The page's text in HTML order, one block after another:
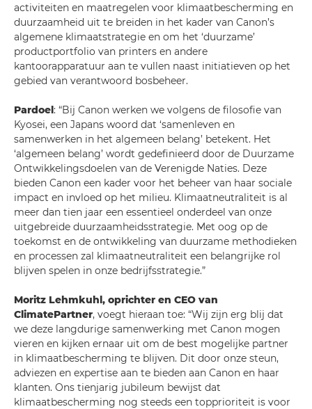
activiteiten en maatregelen voor klimaatbescherming en
duurzaamheid uit te breiden in het kader van Canon’s
algemene klimaatstrategie en om het ‘duurzame’
productportfolio van printers en andere
kantoorapparatuur aan te vullen naast initiatieven op het
gebied van verantwoord bosbeheer.
Pardoel: “Bij Canon werken we volgens de filosofie van
Kyosei, een Japans woord dat ‘samenleven en
samenwerken in het algemeen belang’ betekent. Het
‘algemeen belang’ wordt gedefinieerd door de Duurzame
Ontwikkelingsdoelen van de Verenigde Naties. Deze
bieden Canon een kader voor het beheer van haar sociale
impact en invloed op het milieu. Klimaatneutraliteit is al
meer dan tien jaar een essentieel onderdeel van onze
uitgebreide duurzaamheidsstrategie. Met oog op de
toekomst en de ontwikkeling van duurzame methodieken
en processen zal klimaatneutraliteit een belangrijke rol
blijven spelen in onze bedrijfsstrategie.”
Moritz Lehmkuhl, oprichter en CEO van
ClimatePartner, voegt hieraan toe: “Wij zijn erg blij dat
we deze langdurige samenwerking met Canon mogen
vieren en kijken ernaar uit om de best mogelijke partner
in klimaatbescherming te blijven. Dit door onze steun,
adviezen en expertise aan te bieden aan Canon en haar
klanten. Ons tienjarig jubileum bewijst dat
klimaatbescherming nog steeds een topprioriteit is voor